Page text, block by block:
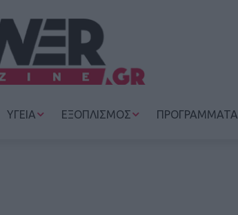
ΥΓΕΙΑ ΕΞΟΠΛΙΣΜΟΣ ΠΡΟΓΡΑΜΜΑΤΑ